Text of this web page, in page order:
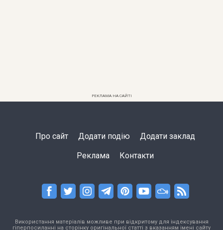
РЕКЛАМА НА САЙТІ
Про сайт Додати подію Додати заклад
Реклама Контакти
Використання матеріалів можливе при відкритому для індексування
гіперпосиланні на сторінку оригінальної статті з вказанням імені сайту